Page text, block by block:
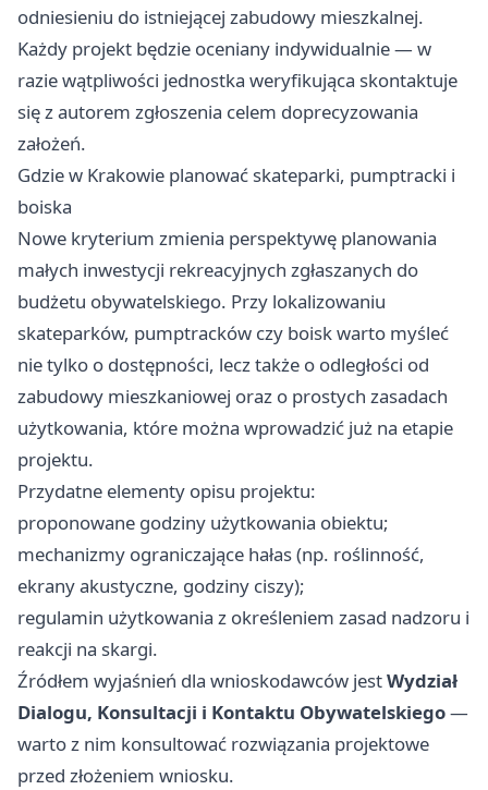
odniesieniu do istniejącej zabudowy mieszkalnej.
Każdy projekt będzie oceniany indywidualnie — w
razie wątpliwości jednostka weryfikująca skontaktuje
się z autorem zgłoszenia celem doprecyzowania
założeń.
Gdzie w Krakowie planować skateparki, pumptracki i
boiska
Nowe kryterium zmienia perspektywę planowania
małych inwestycji rekreacyjnych zgłaszanych do
budżetu obywatelskiego. Przy lokalizowaniu
skateparków, pumptracków czy boisk warto myśleć
nie tylko o dostępności, lecz także o odległości od
zabudowy mieszkaniowej oraz o prostych zasadach
użytkowania, które można wprowadzić już na etapie
projektu.
Przydatne elementy opisu projektu:
proponowane godziny użytkowania obiektu;
mechanizmy ograniczające hałas (np. roślinność,
ekrany akustyczne, godziny ciszy);
regulamin użytkowania z określeniem zasad nadzoru i
reakcji na skargi.
Źródłem wyjaśnień dla wnioskodawców jestWydział
Dialogu, Konsultacji i Kontaktu Obywatelskiego—
warto z nim konsultować rozwiązania projektowe
przed złożeniem wniosku.